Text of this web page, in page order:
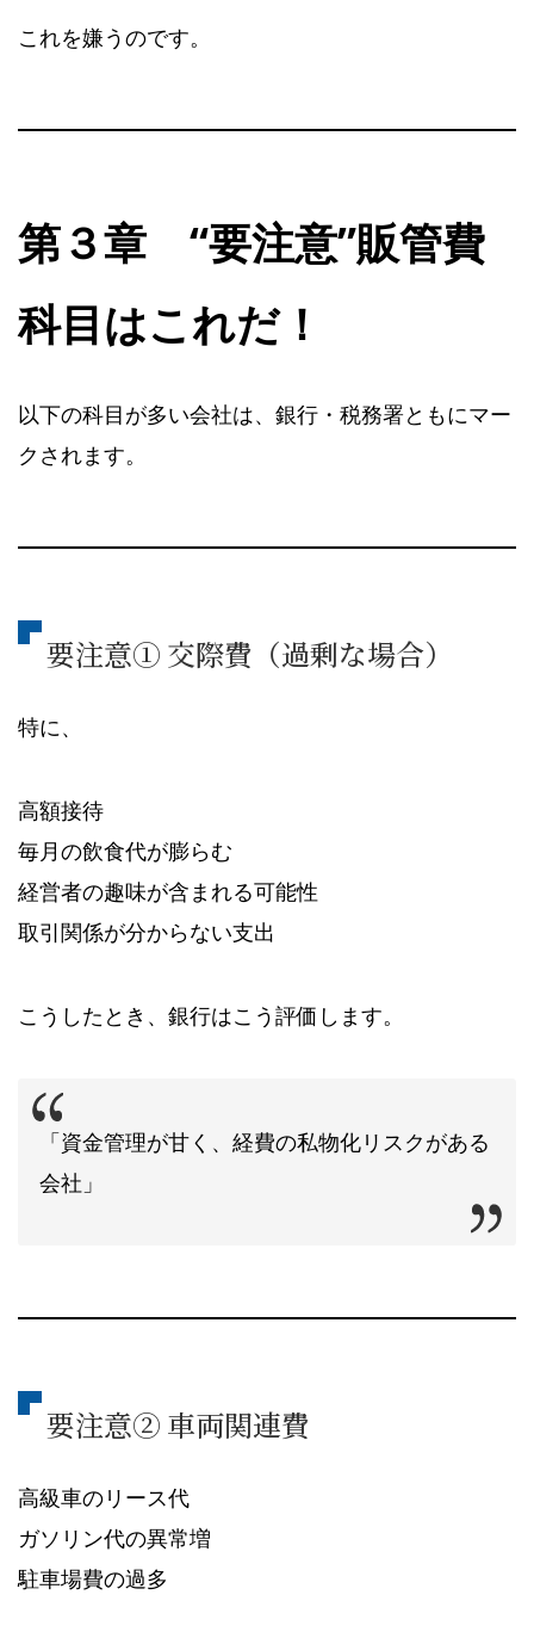
これを嫌うのです。
第３章 “要注意”販管費
科目はこれだ！
以下の科目が多い会社は、銀行・税務署ともにマー
クされます。
要注意① 交際費（過剰な場合）
特に、
高額接待
毎月の飲食代が膨らむ
経営者の趣味が含まれる可能性
取引関係が分からない支出
こうしたとき、銀行はこう評価します。
「資金管理が甘く、経費の私物化リスクがある
会社」
要注意② 車両関連費
高級車のリース代
ガソリン代の異常増
駐車場費の過多